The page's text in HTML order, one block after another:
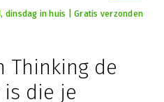
dinsdag in huis | Gratis verzonden
Thinking de
is die je